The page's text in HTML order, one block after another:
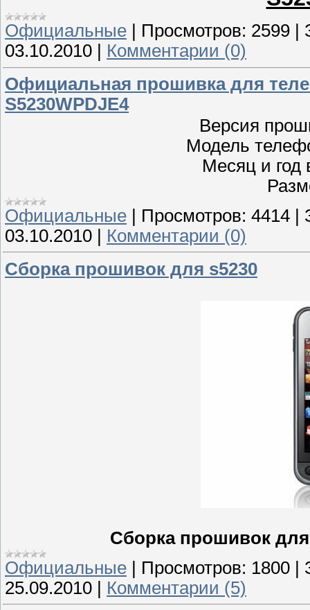
Официальные Просмотров: 2599
03.10.2010
Комментарии (0)
Официальная прошивка для
S5230WPDJE4
Версия
Модель
Месяц и год
Официальные
Просмотров: 4414
03.10.2010
Комментарии (0)
Сборка прошивок для s5230
Сборка прошивок для
Официальные | Просмотров: 1800 |
25.09.2010 | Комментарии (5)